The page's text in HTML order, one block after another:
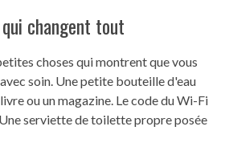
changent tout
choses qui montrent que vous
soin. Une petite bouteille d'eau
ou un magazine. Le code du Wi-Fi
serviette de toilette propre posée